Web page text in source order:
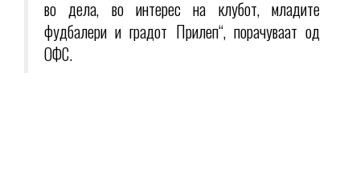
во дела, во интерес на клубот, младите
фудбалери и градот Прилеп“, порачуваат од
ОФС.